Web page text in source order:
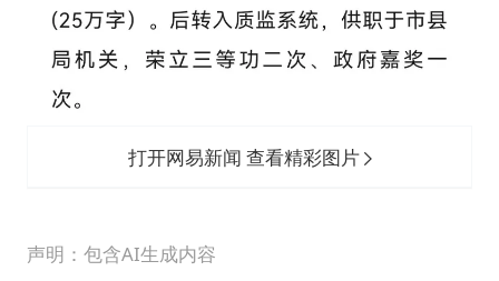
打开网易新闻 查看精彩图片
声明：包含AI生成内容